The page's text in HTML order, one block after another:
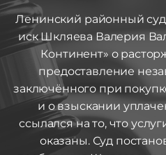
Ленинский районный
иск Шкляева Валерия
Континент» о
предоставление
заключённого при
и о взыскании
ссылался на то, что
оказаны. Суд